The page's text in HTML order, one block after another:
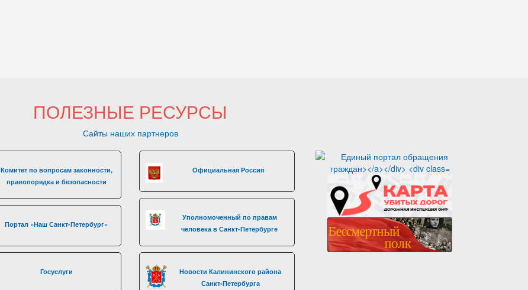
ПОЛЕЗНЫЕ РЕСУРСЫ
Сайты наших партнеров
Комитет по вопросам законности,
правопорядка и безопасности
Портал «Наш Санкт-Петербург»
Госуслуги
Официальная Россия
Уполномоченный по правам
человека в Санкт-Петербурге
Новости Калининского района
Санкт-Петербурга